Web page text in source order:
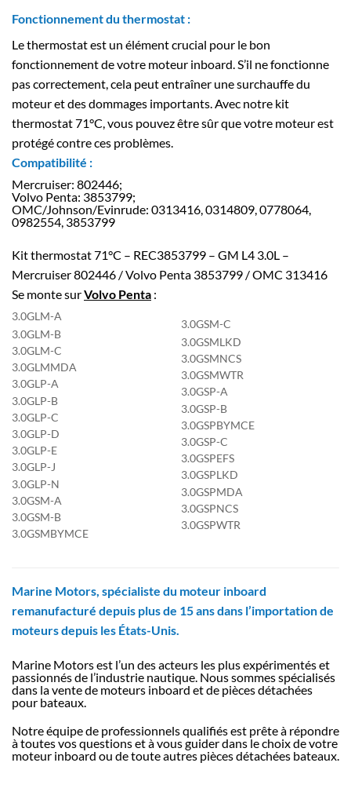
Fonctionnement du thermostat :
Le thermostat est un élément crucial pour le bon
fonctionnement de votre moteur inboard. S’il ne fonctionne
pas correctement, cela peut entraîner une surchauffe du
moteur et des dommages importants. Avec notre kit
thermostat 71°C, vous pouvez être sûr que votre moteur est
protégé contre ces problèmes.
Compatibilité :
Mercruiser: 802446;
Volvo Penta: 3853799;
OMC/Johnson/Evinrude: 0313416, 0314809, 0778064,
0982554, 3853799
Kit thermostat 71°C – REC3853799 – GM L4 3.0L –
Mercruiser 802446 / Volvo Penta 3853799 / OMC 313416
Se monte surVolvo Penta :
3.0GLM-A
3.0GLM-B
3.0GLM-C
3.0GLMMDA
3.0GLP-A
3.0GLP-B
3.0GLP-C
3.0GLP-D
3.0GLP-E
3.0GLP-J
3.0GLP-N
3.0GSM-A
3.0GSM-B
3.0GSMBYMCE
3.0GSM-C
3.0GSMLKD
3.0GSMNCS
3.0GSMWTR
3.0GSP-A
3.0GSP-B
3.0GSPBYMCE
3.0GSP-C
3.0GSPEFS
3.0GSPLKD
3.0GSPMDA
3.0GSPNCS
3.0GSPWTR
Marine Motors, spécialiste du moteur inboard
remanufacturé depuis plus de 15 ans dans l’importation de
moteurs depuis les États-Unis.
Marine Motors est l’un des acteurs les plus expérimentés et
passionnés de l’industrie nautique. Nous sommes spécialisés
dans la vente de moteurs inboard et de pièces détachées
pour bateaux.
Notre équipe de professionnels qualifiés est prête à répondre
à toutes vos questions et à vous guider dans le choix de votre
moteur inboard ou de toute autres pièces détachées bateaux.